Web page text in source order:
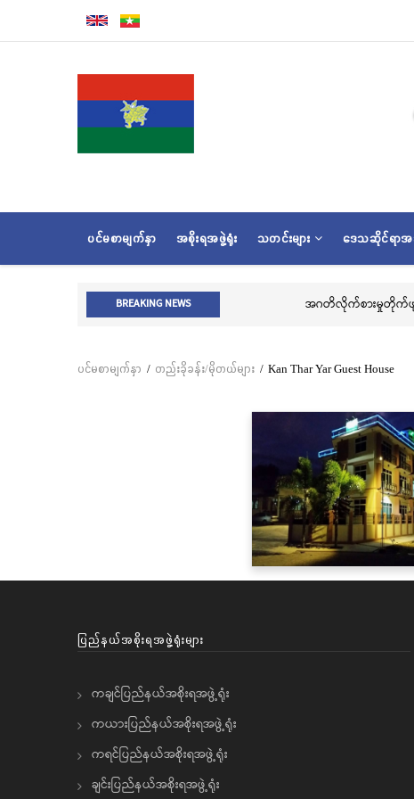
MAIN
NAVIGATION
ပင်မစာမျက်နှာ အစိုးရအဖွဲ့ရုံး သတင်းများ ဒေသဆိုင်ရာအ
BREAKING NEWS အဂတိလိုက်စားမှုတိုက်ဖျက်ရေး အသိပညာ
Breadcrumb
ပင်မစာမျက်နှာ / တည်းခိုခန်း/မိုတယ်များ / Kan Thar Yar Guest House
ပြည်နယ်အစိုးရအဖွဲ့ရုံးများ
ကချင်ပြည်နယ်အစိုးရအဖွဲ့ရုံး
ကယားပြည်နယ်အစိုးရအဖွဲ့ရုံး
ကရင်ပြည်နယ်အစိုးရအဖွဲ့ရုံး
ချင်းပြည်နယ်အစိုးရအဖွဲ့ရုံး